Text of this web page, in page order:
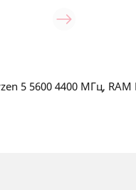
5 5600 4400 МГц,